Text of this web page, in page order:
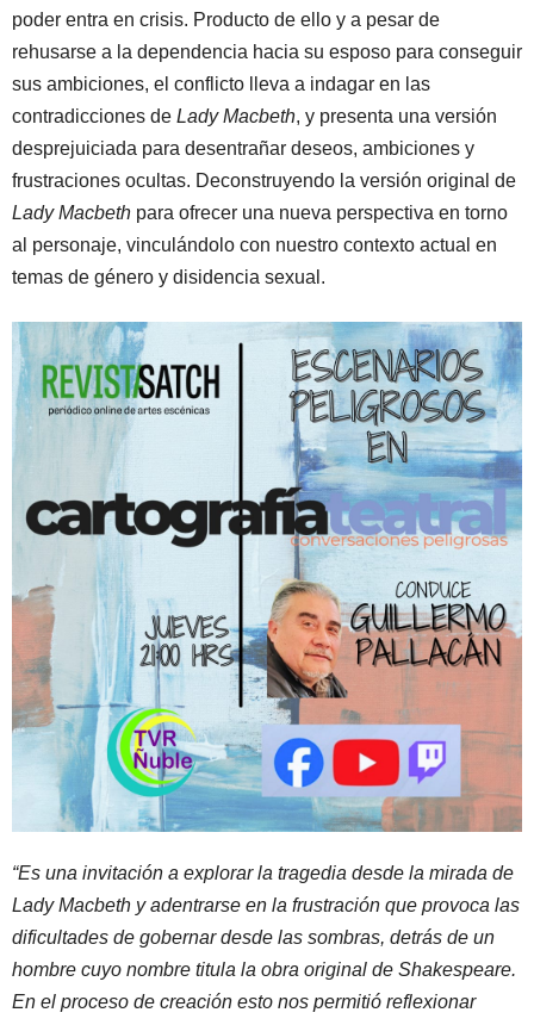
poder entra en crisis. Producto de ello y a pesar de
rehusarse a la dependencia hacia su esposo para conseguir
sus ambiciones, el conflicto lleva a indagar en las
contradicciones de Lady Macbeth, y presenta una versión
desprejuiciada para desentrañar deseos, ambiciones y
frustraciones ocultas. Deconstruyendo la versión original de
Lady Macbeth para ofrecer una nueva perspectiva en torno
al personaje, vinculándolo con nuestro contexto actual en
temas de género y disidencia sexual.
“Es una invitación a explorar la tragedia desde la mirada de
Lady Macbeth y adentrarse en la frustración que provoca las
dificultades de gobernar desde las sombras, detrás de un
hombre cuyo nombre titula la obra original de Shakespeare.
En el proceso de creación esto nos permitió reflexionar